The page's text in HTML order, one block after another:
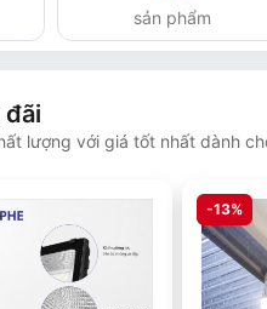
sản phẩm
lượng với giá tốt nhất dành
-13%